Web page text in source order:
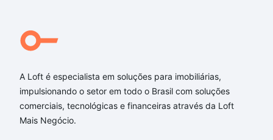
A Loft é especialista em soluções para imobiliárias,
impulsionando o setor em todo o Brasil com soluções
comerciais, tecnológicas e financeiras através da Loft
Mais Negócio.